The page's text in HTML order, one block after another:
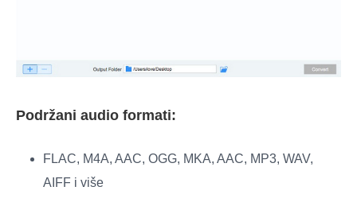
Podržani audio formati:
FLAC, M4A, AAC, OGG, MKA, AAC, MP3, WAV,
AIFF i više